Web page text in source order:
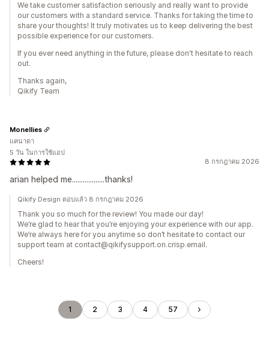
We take customer satisfaction seriously and really want to provide
our customers with a standard service. Thanks for taking the time to
share your thoughts! It truly motivates us to keep delivering the best
possible experience for our customers.
If you ever need anything in the future, please don't hesitate to reach
out.
Thanks again,
Qikify Team
8 กรกฎาคม 2026
arian helped me..................thanks!
Monellies
แคนาดา
5 วัน ในการใช้แอป
Qikify Design ตอบแล้ว 8 กรกฎาคม 2026
Thank you so much for the review! You made our day!
We’re glad to hear that you’re enjoying your experience with our app.
We’re always here for you anytime so don’t hesitate to contact our
support team at contact@qikifysupport.on.crisp.email.
Cheers!
1 2 3 4 57